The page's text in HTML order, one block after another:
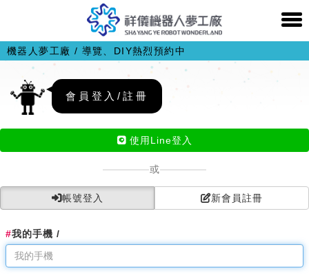
機器人夢工廠 / 導覽、DIY熱烈預約中
會員登入/註冊
使用Line登入
或
帳號登入 新會員註冊
#我的手機 /